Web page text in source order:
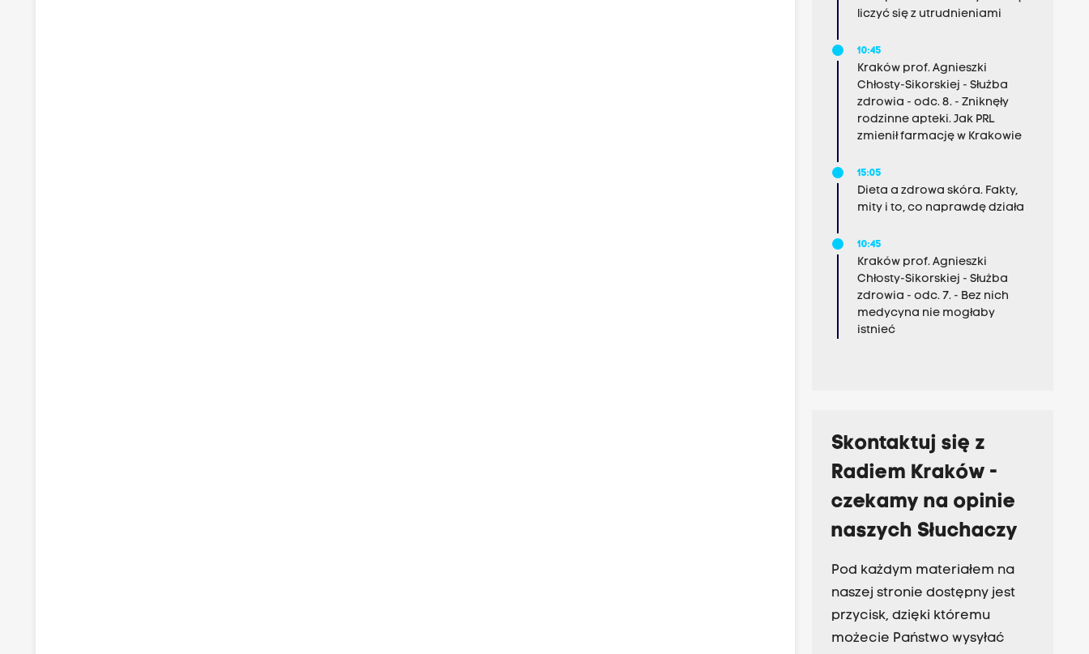
liczyć się z utrudnieniami
10:45
Kraków prof. Agnieszki
Chłosty-Sikorskiej - Służba
zdrowia - odc. 8. - Zniknęły
rodzinne apteki. Jak PRL
zmienił farmację w Krakowie
15:05
Dieta a zdrowa skóra. Fakty,
mity i to, co naprawdę działa
10:45
Kraków prof. Agnieszki
Chłosty-Sikorskiej - Służba
zdrowia - odc. 7. - Bez nich
medycyna nie mogłaby
istnieć
Skontaktuj się z
Radiem Kraków -
czekamy na opinie
naszych Słuchaczy
Pod każdym materiałem na
naszej stronie dostępny jest
przycisk, dzięki któremu
możecie Państwo wysyłać